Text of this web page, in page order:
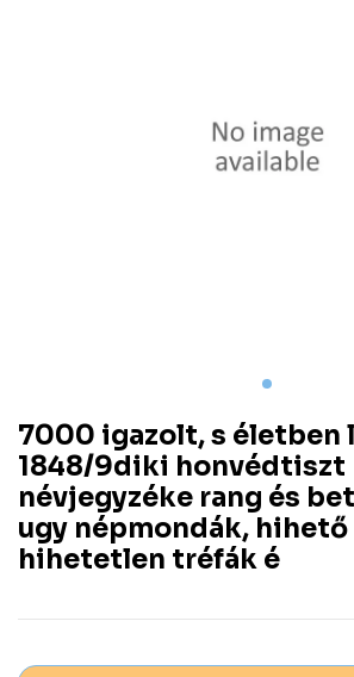
7000 igazolt, s életben
1848/9diki honvédtiszt
névjegyzéke rang és
ugy népmondák, hihető
hihetetlen tréfák é